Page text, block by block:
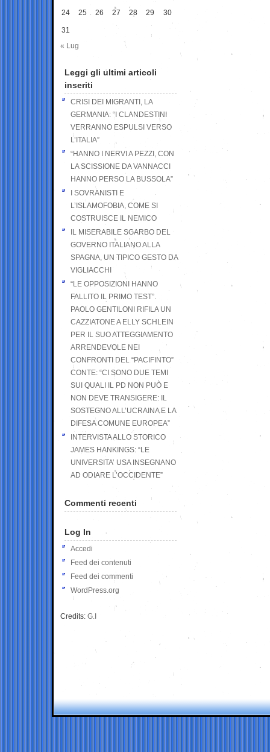
24 25 26 27 28 29 30
31
« Lug
Leggi gli ultimi articoli
inseriti
CRISI DEI MIGRANTI, LA
GERMANIA: “I CLANDESTINI
VERRANNO ESPULSI VERSO
L’ITALIA”
“HANNO I NERVI A PEZZI, CON
LA SCISSIONE DA VANNACCI
HANNO PERSO LA BUSSOLA”
I SOVRANISTI E
L’ISLAMOFOBIA, COME SI
COSTRUISCE IL NEMICO
IL MISERABILE SGARBO DEL
GOVERNO ITALIANO ALLA
SPAGNA, UN TIPICO GESTO DA
VIGLIACCHI
“LE OPPOSIZIONI HANNO
FALLITO IL PRIMO TEST”.
PAOLO GENTILONI RIFILA UN
CAZZIATONE A ELLY SCHLEIN
PER IL SUO ATTEGGIAMENTO
ARRENDEVOLE NEI
CONFRONTI DEL “PACIFINTO”
CONTE: “CI SONO DUE TEMI
SUI QUALI IL PD NON PUÒ E
NON DEVE TRANSIGERE: IL
SOSTEGNO ALL’UCRAINA E LA
DIFESA COMUNE EUROPEA”
INTERVISTA ALLO STORICO
JAMES HANKINGS: “LE
UNIVERSITA’ USA INSEGNANO
AD ODIARE L’OCCIDENTE”
Commenti recenti
Log In
Accedi
Feed dei contenuti
Feed dei commenti
WordPress.org
Credits: G.I